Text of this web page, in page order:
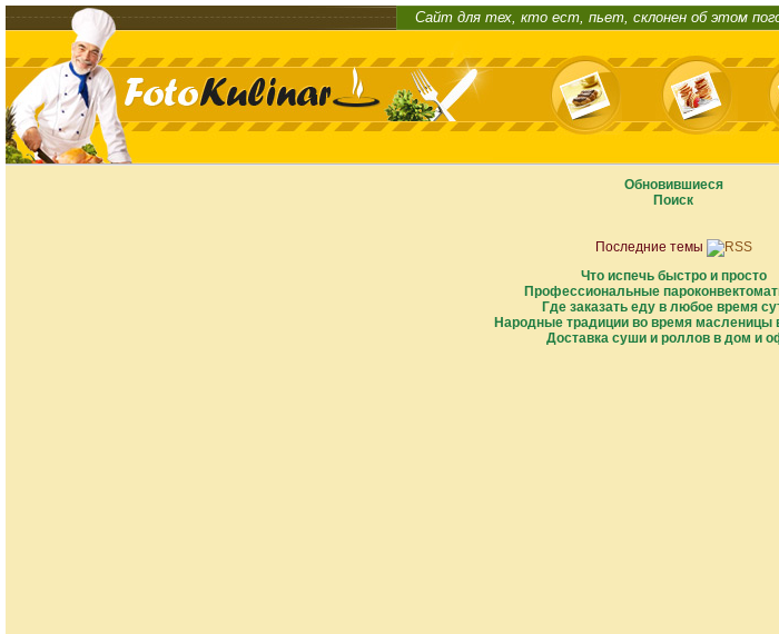
Сайт для тех, кто ест, пьет, склонен об этом
Обновившиеся
Поиск
Последние темы
Что испечь быстро и просто
Профессиональные
Где заказать еду в любое время
Народные традиции во время масленицы
Доставка суши и роллов в дом и